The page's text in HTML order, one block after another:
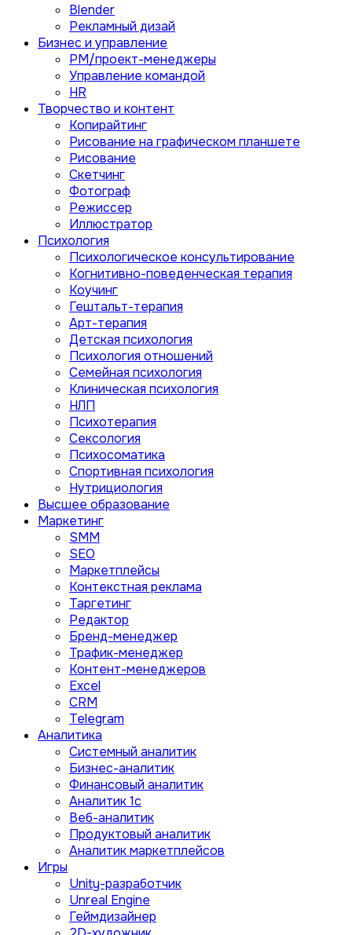
Blender
Рекламный дизай
Бизнес и управление
PM/проект-менеджеры
Управление командой
HR
Творчество и контент
Копирайтинг
Рисование на графическом планшете
Рисование
Скетчинг
Фотограф
Режиссер
Иллюстратор
Психология
Психологическое консультирование
Когнитивно-поведенческая терапия
Коучинг
Гештальт-терапия
Арт-терапия
Детская психология
Психология отношений
Семейная психология
Клиническая психология
НЛП
Психотерапия
Сексология
Психосоматика
Спортивная психология
Нутрициология
Высшее образование
Маркетинг
SMM
SEO
Маркетплейсы
Контекстная реклама
Таргетинг
Редактор
Бренд-менеджер
Трафик-менеджер
Контент-менеджеров
Excel
CRM
Telegram
Аналитика
Системный аналитик
Бизнес-аналитик
Финансовый аналитик
Aналитик 1с
Веб-аналитик
Продуктовый аналитик
Аналитик маркетплейсов
Игры
Unity-разработчик
Unreal Engine
Геймдизайнер